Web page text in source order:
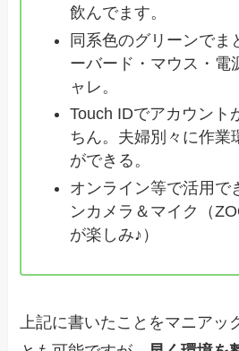
飲んでます。
同系色のグリーンでま
ーバード・マウス・電
ャレ。
Touch IDでアカウント
ちん。夫婦別々に作業
ができる。
オンライン等で活用で
ンカメラ＆マイク（
が楽しみ♪）
上記に書いたことをマニアッ